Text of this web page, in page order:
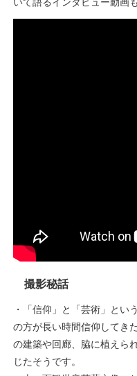
撮影秘話
・「信仰」と「芸術」とい
の方が長い時間信仰してき
の建築や回廊、脇に植えら
じたそうです。